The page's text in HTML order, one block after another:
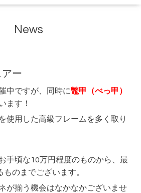
News
ー
中ですが、同時に鼈甲（べっ甲）
ます！
使用した高級フレームを多く取り
手頃な10万円程度のものから、最
のまでございます。
が揃う機会はなかなかございませ